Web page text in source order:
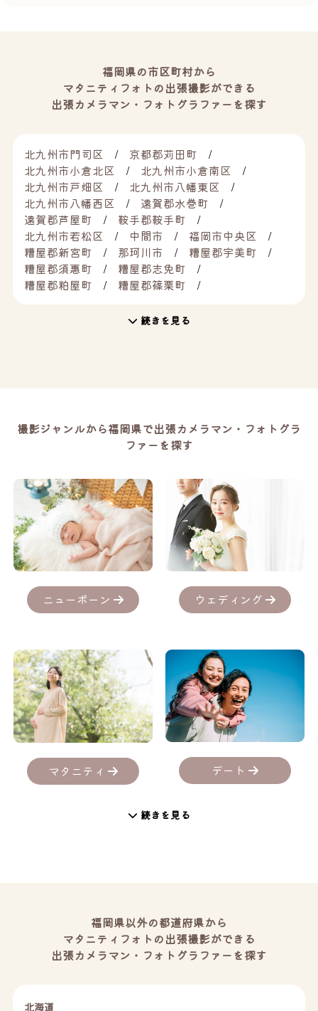
福岡県の市区町村から
マタニティフォトの出張撮影ができる
出張カメラマン・フォトグラファーを探す
北九州市門司区
京都郡苅田町
北九州市小倉北区
北九州市小倉南区
北九州市戸畑区
北九州市八幡東区
北九州市八幡西区
遠賀郡水巻町
遠賀郡芦屋町
鞍手郡鞍手町
北九州市若松区
中間市
福岡市中央区
糟屋郡新宮町
那珂川市
糟屋郡宇美町
糟屋郡須惠町
糟屋郡志免町
糟屋郡粕屋町
糟屋郡篠栗町
続きを見る
撮影ジャンルから福岡県で出張カメラマン・フォトグラ
ファーを探す
ニューボーン ウェディング
マタニティ デート
続きを見る
福岡県以外の都道府県から
マタニティフォトの出張撮影ができる
出張カメラマン・フォトグラファーを探す
北海道